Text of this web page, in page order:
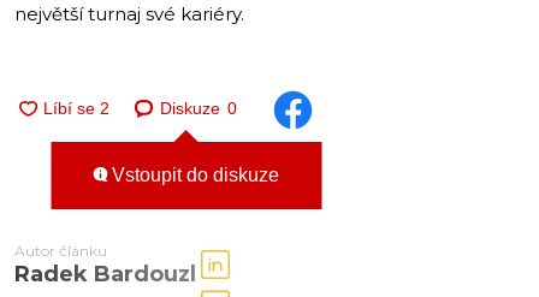
největší turnaj své kariéry.
Diskuze 0
Vstoupit do diskuze
Autor článku
Radek Bardouzl